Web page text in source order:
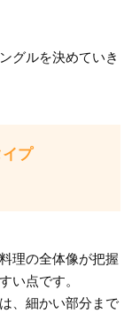
グルを決めていき
プ
理の全体像が把握
い点です。
、細かい部分まで